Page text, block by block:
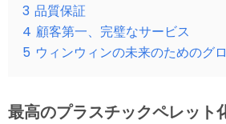
3 品質保証
4 顧客第一、完璧なサービス
5 ウィンウィンの未来のためのグ
最高のプラスチックペレット